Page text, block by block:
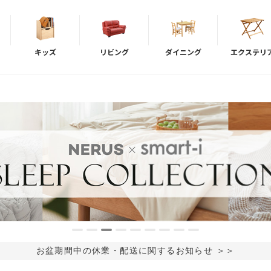
キッズ リビング ダイニング エクステリ
お盆期間中の休業・配送に関するお知らせ ＞＞